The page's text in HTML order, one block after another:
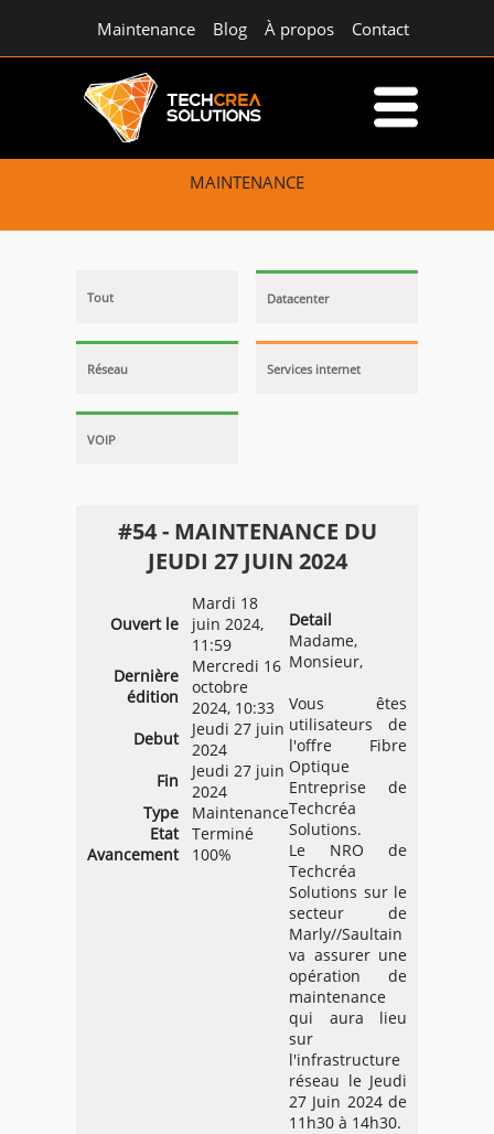
Maintenance Blog À propos Contact
MAINTENANCE
Tout Datacenter
Réseau Services internet
VOIP
#54 - MAINTENANCE DU
JEUDI 27 JUIN 2024
Ouvert le
Mardi 18
juin 2024,
11:59
Dernière
édition
Mercredi 16
octobre
2024, 10:33
Debut
Jeudi 27 juin
2024
Fin
Jeudi 27 juin
2024
Type
Maintenance
Etat
Terminé
Avancement
100%
Detail
Madame,
Monsieur,
Vous êtes
utilisateurs de
l'offre Fibre
Optique
Entreprise de
Techcréa
Solutions.
Le NRO de
Techcréa
Solutions sur le
secteur de
Marly//Saultain
va assurer une
opération de
maintenance
qui aura lieu
sur
l'infrastructure
réseau le Jeudi
27 Juin 2024 de
11h30 à 14h30.